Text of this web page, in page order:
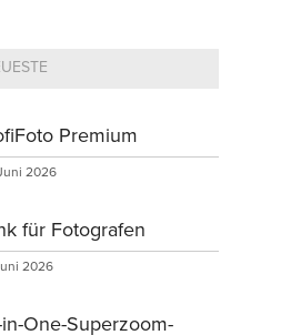
Premium
2026
für Fotografen
2026
One-Superzoom-